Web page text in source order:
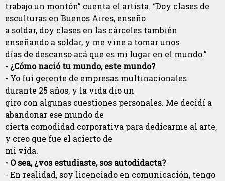
trabajo un montón” cuenta el artista. “Doy clases de
esculturas en Buenos Aires, enseño
a soldar, doy clases en las cárceles también
enseñando a soldar, y me vine a tomar unos
días de descanso acá que es mi lugar en el mundo.”
- ¿Cómo nació tu mundo, este mundo?
- Yo fui gerente de empresas multinacionales
durante 25 años, y la vida dio un
giro con algunas cuestiones personales. Me decidí a
abandonar ese mundo de
cierta comodidad corporativa para dedicarme al arte,
y creo que fue el acierto de
mi vida.
- O sea, ¿vos estudiaste, sos autodidacta?
- En realidad, soy licenciado en comunicación, tengo